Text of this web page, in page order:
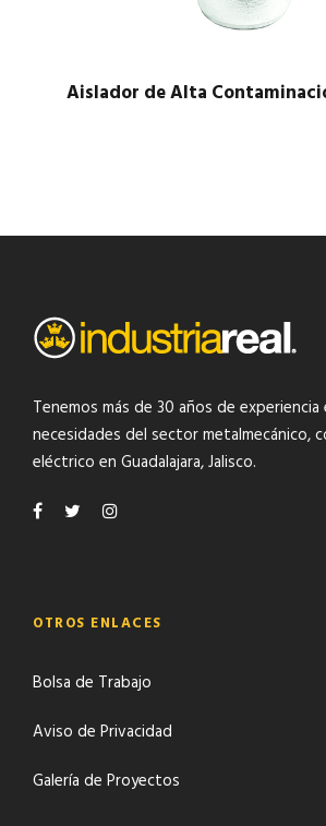
Aislador de Alta
Tenemos más de 30 años de
necesidades del sector metalmecánico,
eléctrico en Guadalajara, Jalisco.
OTROS ENLACES
Bolsa de Trabajo
Aviso de Privacidad
Galería de Proyectos